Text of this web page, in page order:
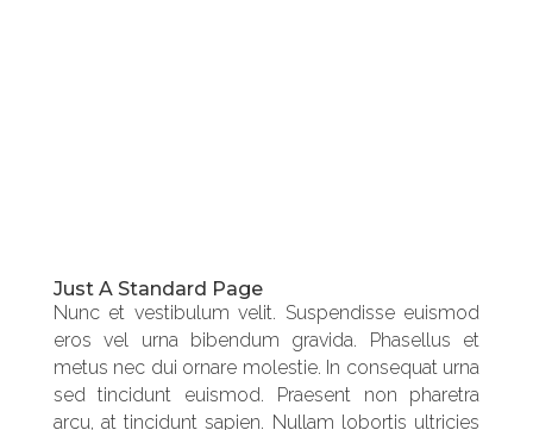
Just A Standard Page
Nunc et vestibulum velit. Suspendisse euismod
eros vel urna bibendum gravida. Phasellus et
metus nec dui ornare molestie. In consequat urna
sed tincidunt euismod. Praesent non pharetra
arcu, at tincidunt sapien. Nullam lobortis ultricies